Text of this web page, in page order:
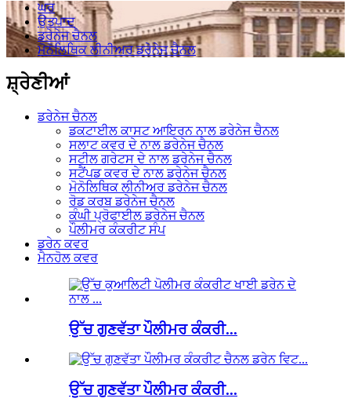
ਘਰ
ਉਤਪਾਦ
ਡਰੇਨੇਜ ਚੈਨਲ
ਮੋਨੋਲਿਥਿਕ ਲੀਨੀਅਰ ਡਰੇਨੇਜ ਚੈਨਲ
ਸ਼੍ਰੇਣੀਆਂ
ਡਰੇਨੇਜ ਚੈਨਲ
ਡਕਟਾਈਲ ਕਾਸਟ ਆਇਰਨ ਨਾਲ ਡਰੇਨੇਜ ਚੈਨਲ
ਸਲਾਟ ਕਵਰ ਦੇ ਨਾਲ ਡਰੇਨੇਜ ਚੈਨਲ
ਸਟੀਲ ਗਰੇਟਸ ਦੇ ਨਾਲ ਡਰੇਨੇਜ ਚੈਨਲ
ਸਟੈਂਪਡ ਕਵਰ ਦੇ ਨਾਲ ਡਰੇਨੇਜ ਚੈਨਲ
ਮੋਨੋਲਿਥਿਕ ਲੀਨੀਅਰ ਡਰੇਨੇਜ ਚੈਨਲ
ਰੋਡ ਕਰਬ ਡਰੇਨੇਜ ਚੈਨਲ
ਕੰਘੀ ਪ੍ਰੋਫਾਈਲ ਡਰੇਨੇਜ ਚੈਨਲ
ਪੌਲੀਮਰ ਕੰਕਰੀਟ ਸੰਪ
ਡਰੇਨ ਕਵਰ
ਮੈਨਹੋਲ ਕਵਰ
ਉੱਚ ਗੁਣਵੱਤਾ ਪੌਲੀਮਰ ਕੰਕਰੀ...
ਉੱਚ ਗੁਣਵੱਤਾ ਪੌਲੀਮਰ ਕੰਕਰੀ...